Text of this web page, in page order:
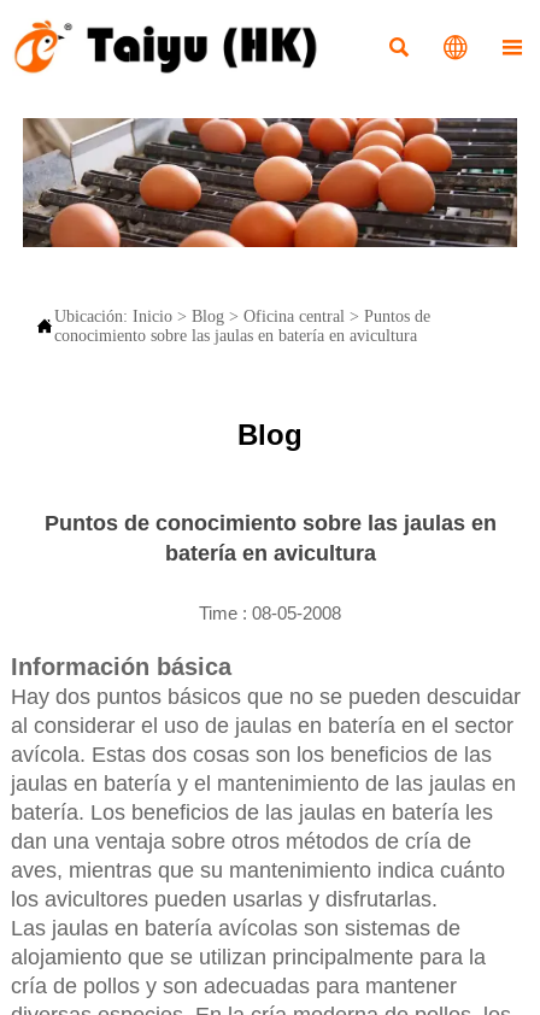
  
Ubicación: Inicio> Blog> Oficina central > Puntos de
conocimiento sobre las jaulas en batería en avicultura
Blog
Puntos de conocimiento sobre las jaulas en
batería en avicultura
Time : 08-05-2008
Información básica
Hay dos puntos básicos que no se pueden descuidar
al considerar el uso de jaulas en batería en el sector
avícola. Estas dos cosas son los beneficios de las
jaulas en batería y el mantenimiento de las jaulas en
batería. Los beneficios de las jaulas en batería les
dan una ventaja sobre otros métodos de cría de
aves, mientras que su mantenimiento indica cuánto
los avicultores pueden usarlas y disfrutarlas.
Las jaulas en batería avícolas son sistemas de
alojamiento que se utilizan principalmente para la
cría de pollos y son adecuadas para mantener